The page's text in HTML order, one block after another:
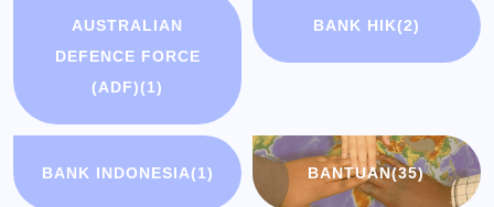
AUSTRALIAN
DEFENCE FORCE
(ADF)(1)
BANK HIK(2)
BANK INDONESIA(1) BANTUAN(35)